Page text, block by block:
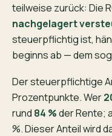
teilweise zurück: Die
nachgelagert
steuerpflichtig ist,
beginns ab — dem
Der steuerpflichtige
Prozentpunkte. Wer
rund 84 %der Rente;
%. Dieser Anteil wird